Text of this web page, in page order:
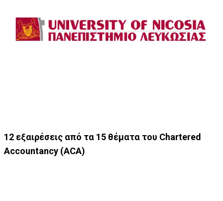
12 εξαιρέσεις από τα 15 θέματα του Chartered
Accountancy (ACA)